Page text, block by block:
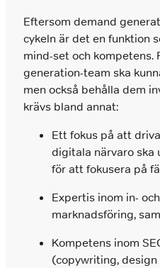
Eftersom demand
cykeln är det en funktion
mind-set och kompetens.
generation-team ska
men också behålla dem
krävs bland annat:
Ett fokus på att
digitala närvaro ska
för att fokusera på
Expertis inom in-
marknadsföring,
Kompetens inom
(copywriting, design